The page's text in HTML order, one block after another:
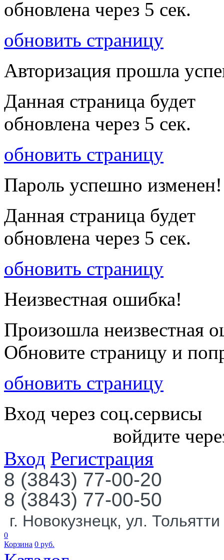
обновлена через 5 сек.
обновить страницу
Авторизация прошла
Данная страница будет
обновлена через 5 сек.
обновить страницу
Пароль успешно изменен!
Данная страница будет
обновлена через 5 сек.
обновить страницу
Неизвестная ошибка!
Произошла неизвестная
Обновите страницу и
обновить страницу
Вход через соц.сервисы
войдите
Вход Регистрация
8 (3843) 77-00-20
8 (3843) 77-00-50
г. Новокузнецк, ул.
0
Корзина 0 руб.